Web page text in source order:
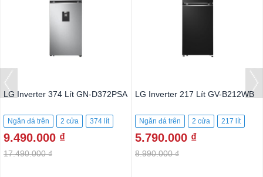
LG Inverter 374 Lít GN-D372PSA
Ngăn đá trên 2 cửa 374 lít
9.490.000 ₫
17.490.000 ₫
LG Inverter 217 Lít GV-B212WB
Ngăn đá trên 2 cửa 217 lít
5.790.000 ₫
8.990.000 ₫